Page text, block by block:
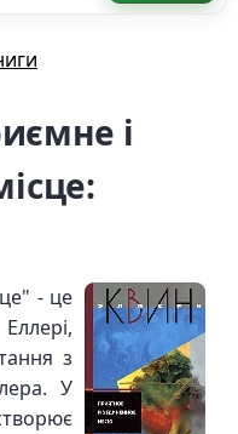
і
- це
з
У